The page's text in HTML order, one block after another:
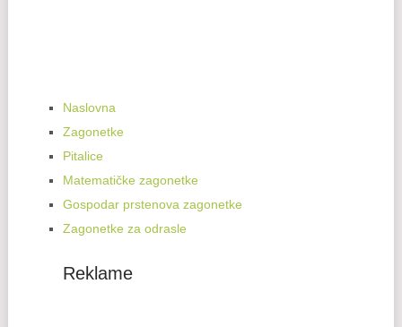
Naslovna
Zagonetke
Pitalice
Matematičke zagonetke
Gospodar prstenova zagonetke
Zagonetke za odrasle
Reklame